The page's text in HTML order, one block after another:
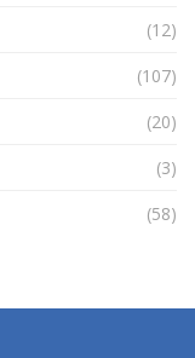
(12)
(107)
(20)
(3)
(58)